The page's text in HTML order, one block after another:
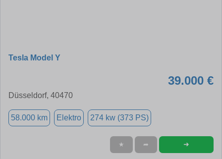
Tesla Model Y
39.000 €
Düsseldorf, 40470
58.000 km Elektro 274 kw (373 PS)
★ ➦ ➜